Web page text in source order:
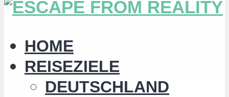
HOME
REISEZIELE
DEUTSCHLAND